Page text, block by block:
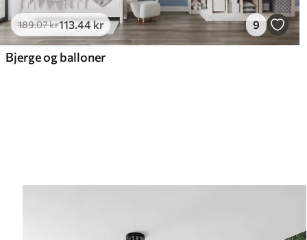
189.07kr113.44kr 9
Bjerge og balloner